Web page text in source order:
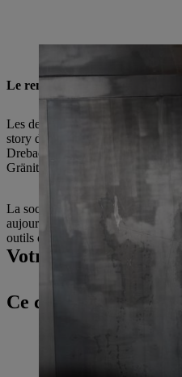
Sont réunis ici pour se réjouir de
Le renforcement du site saxon
Les deux dirigeants de Mogatec,
story de Mogatec, commencée il
Drebach. » L’entreprise familiale
Gränitz, continueront à assurer la
La société Mogatec GmbH,
aujourd’hui environ 430
outils de jardin électriques et à
Votre contact presse
Ce contenu pourrait